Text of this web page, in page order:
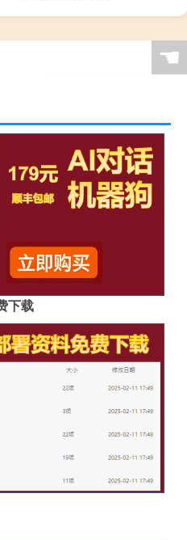
☚
下载